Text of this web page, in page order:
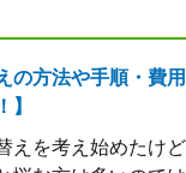
の方法や手順・費
】
えを考え始めたけ